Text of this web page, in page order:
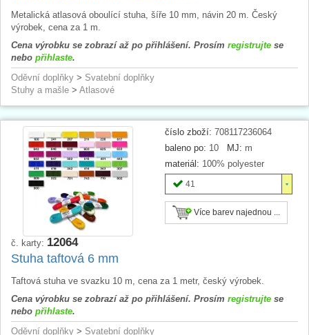
Metalická atlasová oboulící stuha, šíře 10 mm, návin 20 m. Český
výrobek, cena za 1 m.
Cena výrobku se zobrazí až po přihlášení. Prosím registrujte se
nebo přihlaste.
Oděvní doplňky > Svatební doplňky
Stuhy a mašle > Atlasové
číslo zboží: 708117236064
baleno po: 10 MJ: m
materiál: 100% polyester
41
Více barev najednou ...
č. karty: 12064
Stuha taftová 6 mm
Taftová stuha ve svazku 10 m, cena za 1 metr, český výrobek.
Cena výrobku se zobrazí až po přihlášení. Prosím registrujte se
nebo přihlaste.
Oděvní doplňky > Svatební doplňky